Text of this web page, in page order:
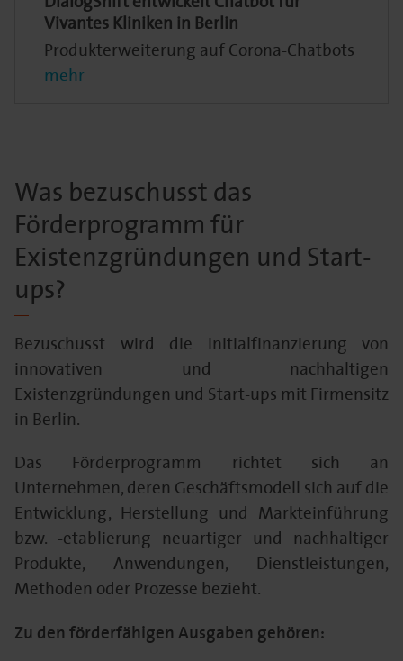
Vivantes Kliniken in Berlin
Produkterweiterung auf Corona-Chatbots
mehr
Was bezuschusst das
Förderprogramm für
Existenzgründungen und Start-
ups?
Bezuschusst wird die Initialfinanzierung von
innovativen und nachhaltigen
Existenzgründungen und Start-ups mit Firmensitz
in Berlin.
Das Förderprogramm richtet sich an
Unternehmen, deren Geschäftsmodell sich auf die
Entwicklung, Herstellung und Markteinführung
bzw. -etablierung neuartiger und nachhaltiger
Produkte, Anwendungen, Dienstleistungen,
Methoden oder Prozesse bezieht.
Zu den förderfähigen Ausgaben gehören: